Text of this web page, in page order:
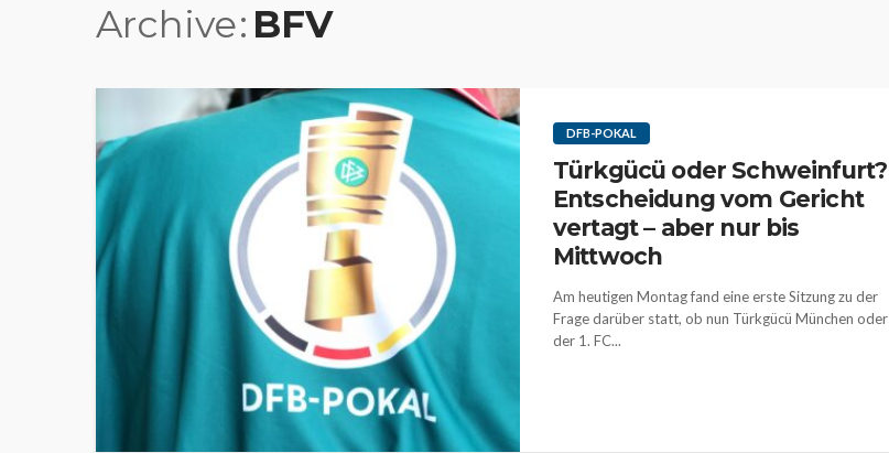
Archive BFV
DFB-POKAL
Türkgücü oder Schweinfurt?
Entscheidung vom Gericht
vertagt – aber nur bis
Mittwoch
Am heutigen Montag fand eine erste Sitzung zu der
Frage darüber statt, ob nun Türkgücü München oder
der 1. FC...